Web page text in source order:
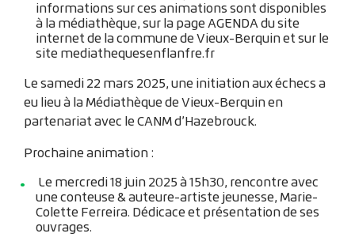
informations sur ces animations sont disponibles
à la médiathèque, sur la page AGENDA du site
internet de la commune de Vieux-Berquin et sur le
site mediathequesenflanfre.fr
Le samedi 22 mars 2025, une initiation aux échecs a
eu lieu à la Médiathèque de Vieux-Berquin en
partenariat avec le CANM d’Hazebrouck.
Prochaine animation :
Le mercredi 18 juin 2025 à 15h30, rencontre avec
une conteuse & auteure-artiste jeunesse, Marie-
Colette Ferreira. Dédicace et présentation de ses
ouvrages.